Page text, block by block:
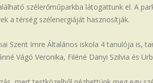
szélerőműparkba látogattunk el. A
a térség szélenergiáját hasznosítják.
Szent Imre Általános iskola 4 tanulója is,
Vágó Veronika, Filéné Danyi Szilvia és